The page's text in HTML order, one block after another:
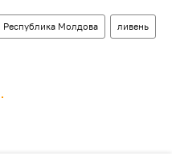
Республика Молдова ливень